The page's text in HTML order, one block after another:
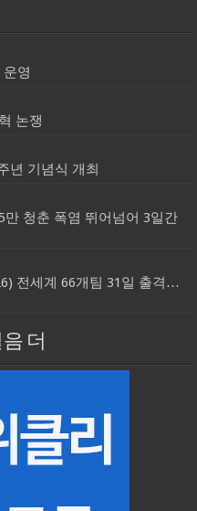
운영
논쟁
년 기념식 개최
만 청춘 폭염 뛰어넘어 3일간
전세계 66개팀 31일 출격…
더